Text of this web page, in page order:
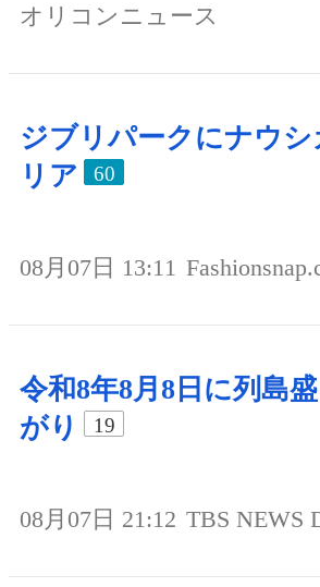
オリコンニュース
ジブリパークにナウシ
リア
60
08月07日 13:11
令和8年8月8日に列島
がり
19
08月07日 21:12 TBS NEWS